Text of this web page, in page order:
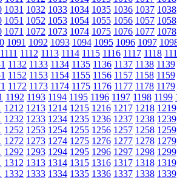
1031 1032 1033 1034 1035 1036 1037 1038
1051 1052 1053 1054 1055 1056 1057 1058
1071 1072 1073 1074 1075 1076 1077 1078
1091 1092 1093 1094 1095 1096 1097
1111 1112 1113 1114 1115 1116 1117 1118
1132 1133 1134 1135 1136 1137 1138 1139
1152 1153 1154 1155 1156 1157 1158 1159
1172 1173 1174 1175 1176 1177 1178 1179
1192 1193 1194 1195 1196 1197 1198 1199
1212 1213 1214 1215 1216 1217 1218 1219
1232 1233 1234 1235 1236 1237 1238 1239
1252 1253 1254 1255 1256 1257 1258 1259
1272 1273 1274 1275 1276 1277 1278 1279
1292 1293 1294 1295 1296 1297 1298 1299
1312 1313 1314 1315 1316 1317 1318 1319
1332 1333 1334 1335 1336 1337 1338 1339